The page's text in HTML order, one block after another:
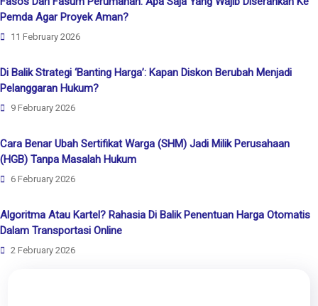
Pemda Agar Proyek Aman?
11 February 2026
Di Balik Strategi ‘Banting Harga’: Kapan Diskon Berubah Menjadi
Pelanggaran Hukum?
9 February 2026
Cara Benar Ubah Sertifikat Warga (SHM) Jadi Milik Perusahaan
(HGB) Tanpa Masalah Hukum
6 February 2026
Algoritma Atau Kartel? Rahasia Di Balik Penentuan Harga Otomatis
Dalam Transportasi Online
2 February 2026